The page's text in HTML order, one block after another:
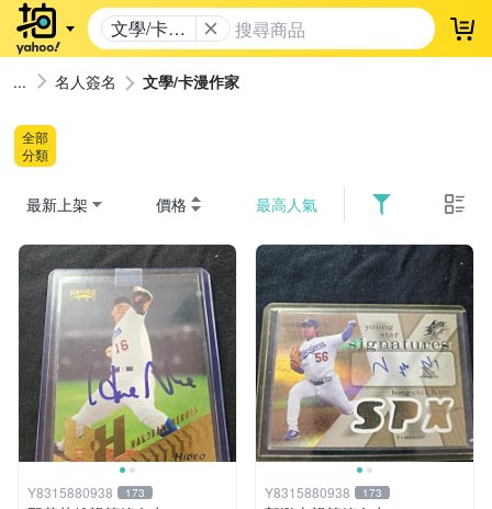
文學/卡漫
作家
登
名人簽名 文學/卡漫作家
全部
分類
最新上架 價格 最高人氣
Y8315880938 173 Y8315880938 173